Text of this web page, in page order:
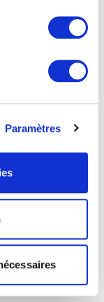
Paramètres